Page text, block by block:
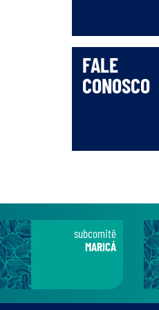
FALE
CONOSCO
subcomitê
MARICÁ